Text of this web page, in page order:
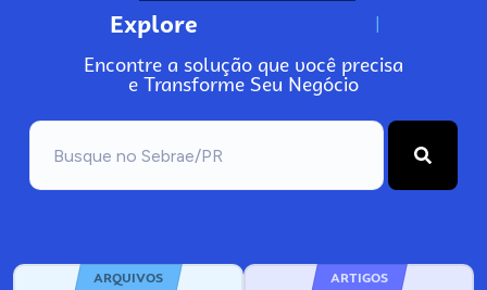
Explore N
Encontre a solução que você precisa
e Transforme Seu Negócio
ARQUIVOS ARTIGOS